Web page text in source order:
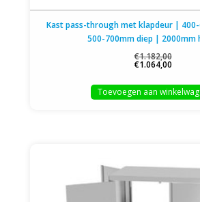
Kast pass-through met klapdeur |
500-700mm diep | 2000mm
€1.182,00
€1.064,00
Toevoegen aan